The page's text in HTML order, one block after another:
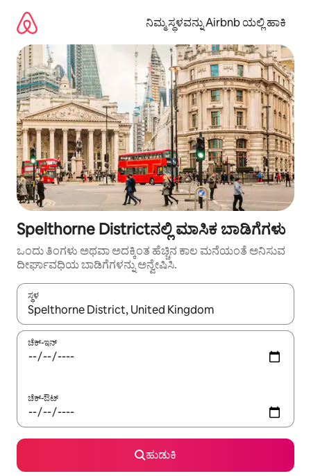
ಹೋಗಿ
ನಿಮ್ಮ ಸ್ಥಳವನ್ನು Airbnb ಯಲ್ಲಿ ಹಾಕಿ
Spelthorne Districtನಲ್ಲಿ ಮಾಸಿಕ ಬಾಡಿಗೆಗಳು
ಒಂದು ತಿಂಗಳು ಅಥವಾ ಅದಕ್ಕಿಂತ ಹೆಚ್ಚಿನ ಕಾಲ ಮನೆಯಂತೆ ಅನಿಸುವ
ದೀರ್ಘಾವಧಿಯ ಬಾಡಿಗೆಗಳನ್ನು ಅನ್ವೇಷಿಸಿ.
ಸ್ಥಳ
ಫಲಿತಾಂಶಗಳು ಲಭ್ಯವಿರುವಾಗ, ಅಪ್ ಮತ್ತು ಡೌನ್ ಬಾಣದ ಕೀಲಿಗಳೊಂದಿಗೆ
ಚೆಕ್-ಇನ್
ಚೆಕ್-ಔಟ್
ಹುಡುಕಿ